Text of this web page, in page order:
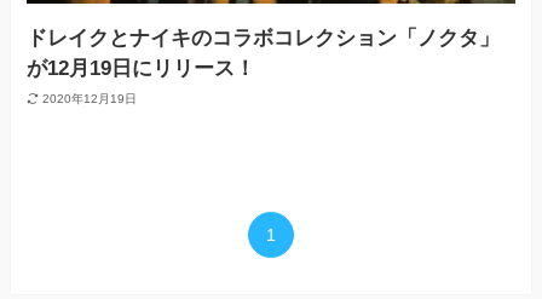
ドレイクとナイキのコラボコレクション「ノクタ」
が12月19日にリリース！
2020年12月19日
1